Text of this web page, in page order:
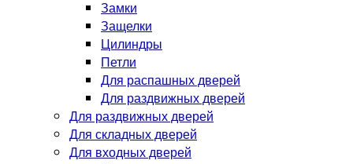
Замки
Защелки
Цилиндры
Петли
Для распашных дверей
Для раздвижных дверей
Для раздвижных дверей
Для складных дверей
Для входных дверей